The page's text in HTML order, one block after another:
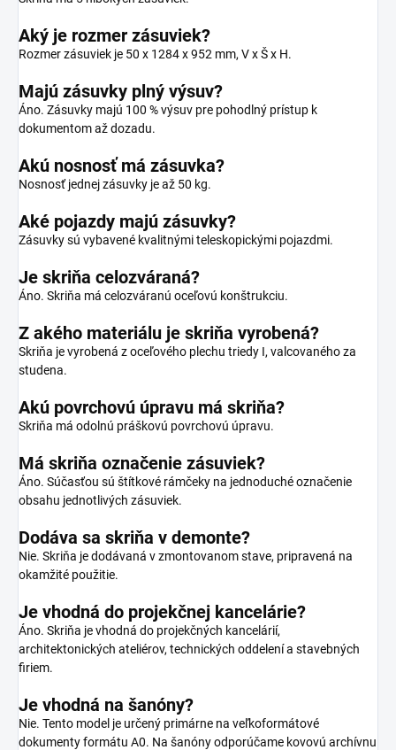
Aký je rozmer zásuviek?
Rozmer zásuviek je 50 x 1284 x 952 mm, V x Š x H.
Majú zásuvky plný výsuv?
Áno. Zásuvky majú 100 % výsuv pre pohodlný prístup k
dokumentom až dozadu.
Akú nosnosť má zásuvka?
Nosnosť jednej zásuvky je až 50 kg.
Aké pojazdy majú zásuvky?
Zásuvky sú vybavené kvalitnými teleskopickými pojazdmi.
Je skriňa celozváraná?
Áno. Skriňa má celozváranú oceľovú konštrukciu.
Z akého materiálu je skriňa vyrobená?
Skriňa je vyrobená z oceľového plechu triedy I, valcovaného za
studena.
Akú povrchovú úpravu má skriňa?
Skriňa má odolnú práškovú povrchovú úpravu.
Má skriňa označenie zásuviek?
Áno. Súčasťou sú štítkové rámčeky na jednoduché označenie
obsahu jednotlivých zásuviek.
Dodáva sa skriňa v demonte?
Nie. Skriňa je dodávaná v zmontovanom stave, pripravená na
okamžité použitie.
Je vhodná do projekčnej kancelárie?
Áno. Skriňa je vhodná do projekčných kancelárií,
architektonických ateliérov, technických oddelení a stavebných
firiem.
Je vhodná na šanóny?
Nie. Tento model je určený primárne na veľkoformátové
dokumenty formátu A0. Na šanóny odporúčame kovovú archívnu